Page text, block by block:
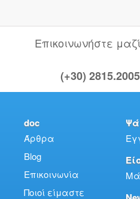
Επικοινωνήστε
(+30)
doc
Άρθρα
Blog
Επικοινωνία
Ποιοί είμαστε